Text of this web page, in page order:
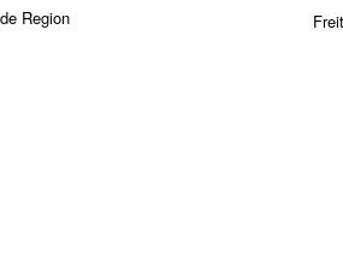
Region